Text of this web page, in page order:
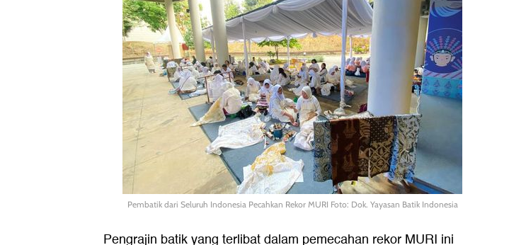
Pembatik dari Seluruh Indonesia Pecahkan Rekor MURI Foto: Dok. Yayasan Batik Indonesia
Pengrajin batik yang terlibat dalam pemecahan rekor MURI ini